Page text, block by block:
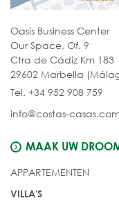
Oasis Business Center
Our Space, Of. 9
Ctra de Cádiz Km 183
29602 Marbella
Tel. +34 952 908 759
info@costas-
MAAK UW
APPARTEMENTEN
VILLA'S